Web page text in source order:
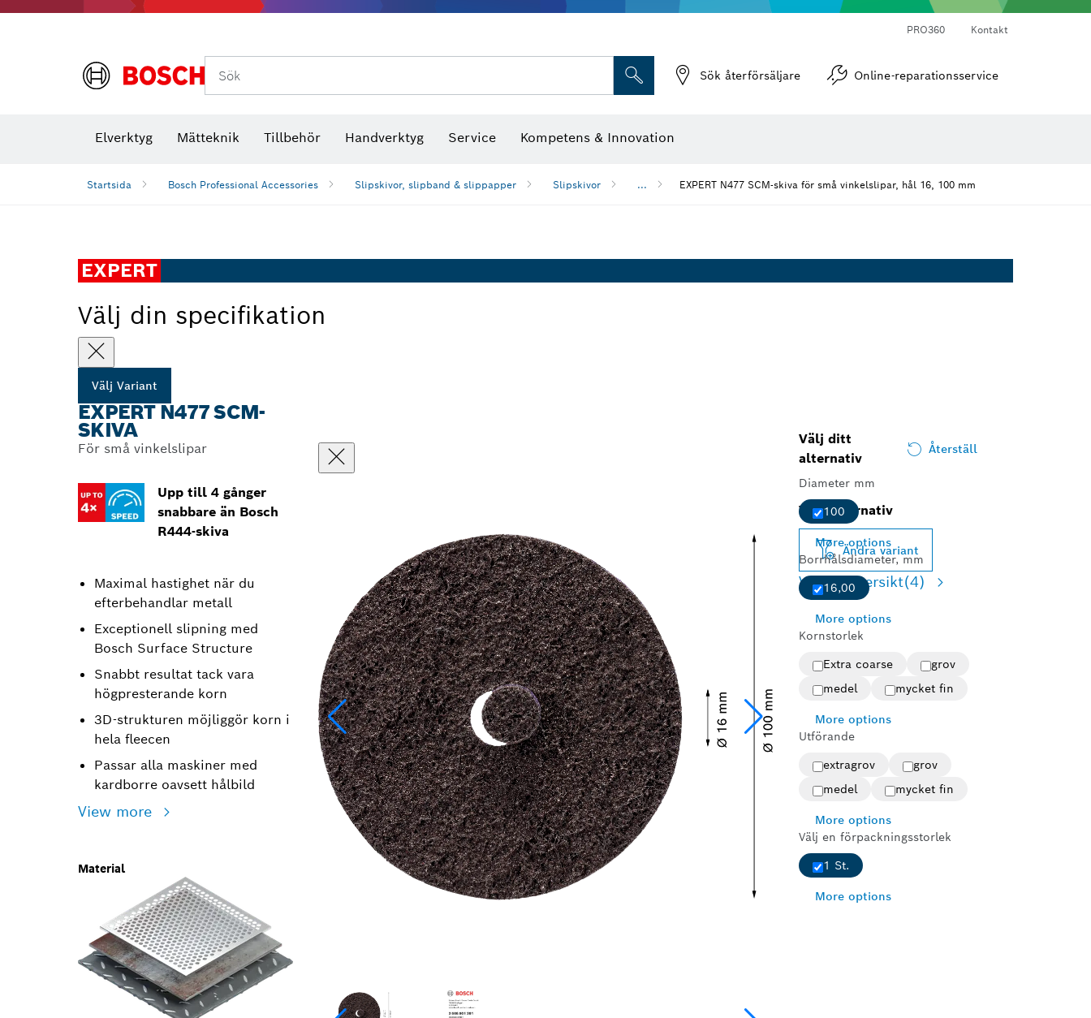
PRO360 Kontakt
Sök Sök återförsäljare Online-reparationsservice
Elverktyg Mätteknik Tillbehör Handverktyg Service Kompetens & Innovation
Startsida Bosch Professional Accessories Slipskivor, slipband & slippapper Slipskivor ... EXPERT N477 SCM-skiva för små vinkelslipar, hål 16, 100 mm
EXPERT
Välj din specifikation
Välj Variant
EXPERT N477 SCM-
SKIVA
För små vinkelslipar
Upp till 4 gånger
snabbare än Bosch
R444-skiva
Maximal hastighet när du
efterbehandlar metall
Exceptionell slipning med
Bosch Surface Structure
Snabbt resultat tack vara
högpresterande korn
3D-strukturen möjliggör korn i
hela fleecen
Passar alla maskiner med
kardborre oavsett hålbild
View more
Material
Välj ditt
alternativ
Återställ
Diameter mm
100
More options
Borrhålsdiameter, mm
16,00
More options
Kornstorlek
Extra coarse
grov
medel
mycket fin
More options
Utförande
extragrov
grov
medel
mycket fin
More options
Välj en förpackningsstorlek
1 St.
More options
Valt alternativ
Ändra variant
Variantöversikt(4)